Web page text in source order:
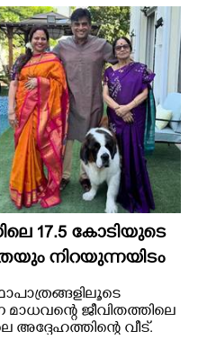
17.5 കോടിയുടെ
നിറയുന്നയിടം
മാധവന്റെ ജീവിതത്തിലെ
വീട്.